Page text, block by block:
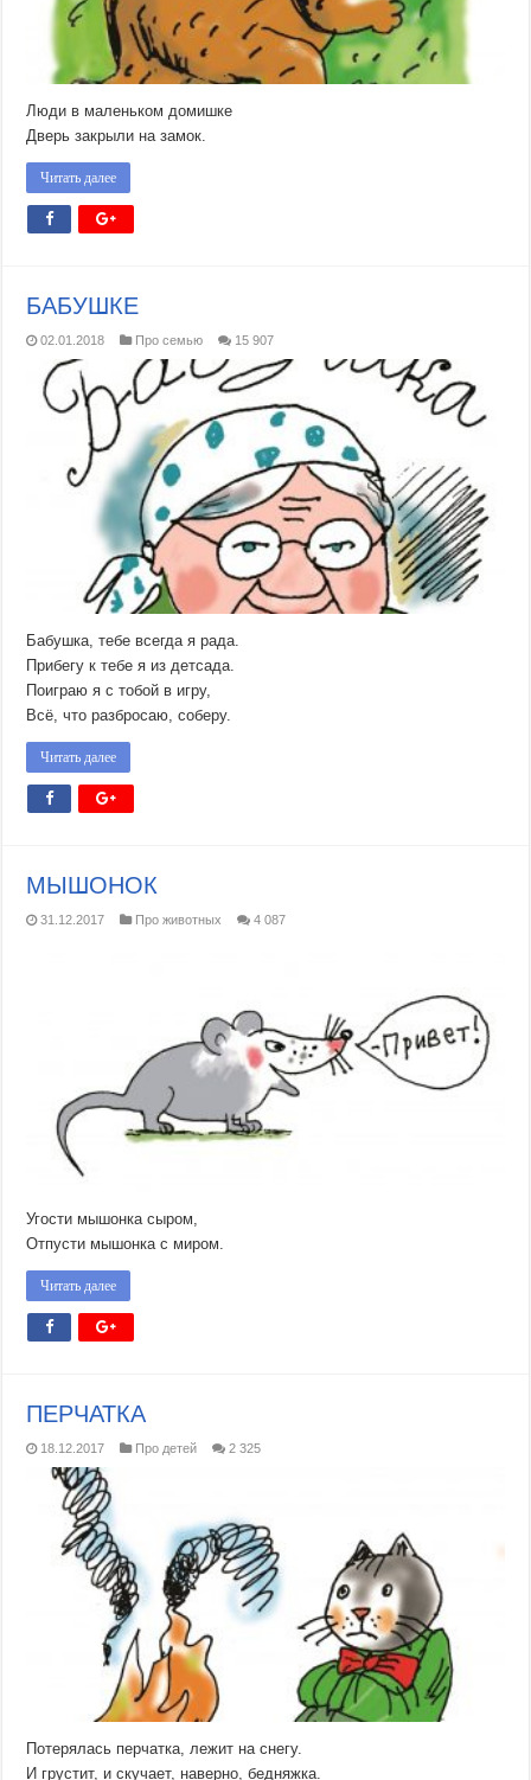
Люди в маленьком домишке
Дверь закрыли на замок.
Читать далее
БАБУШКЕ
02.01.2018 Про семью 15 907
Бабушка, тебе всегда я рада.
Прибегу к тебе я из детсада.
Поиграю я с тобой в игру,
Всё, что разбросаю, соберу.
Читать далее
МЫШОНОК
31.12.2017 Про животных 4 087
Угости мышонка сыром,
Отпусти мышонка с миром.
Читать далее
ПЕРЧАТКА
18.12.2017 Про детей 2 325
Потерялась перчатка, лежит на снегу.
И грустит, и скучает, наверно, бедняжка.